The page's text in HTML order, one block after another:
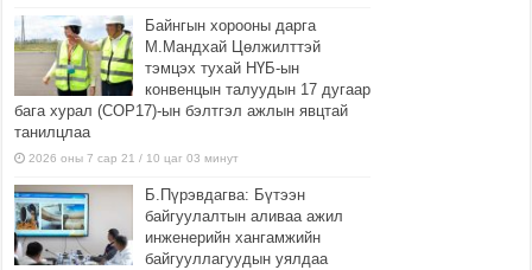
Байнгын хорооны дарга
М.Мандхай Цөлжилттэй
тэмцэх тухай НҮБ-ын
конвенцын талуудын 17 дугаар
бага хурал (СОР17)-ын бэлтгэл ажлын явцтай
танилцлаа
2026 оны 7 сар 21 / 10 цаг 03 минут
Б.Пүрэвдагва: Бүтээн
байгуулалтын аливаа ажил
инженерийн хангамжийн
байгууллагуудын уялдаа